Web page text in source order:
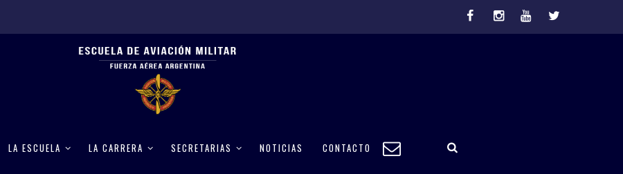
LA ESCUELA LA CARRERA SECRETARIAS NOTICIAS CONTACTO